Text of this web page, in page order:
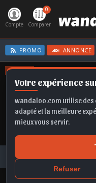
Votre expérience
wandaloo.com utilise des
adapté et la meilleure
mieux vous servir.
Refuser
Compte
0
Comparer
PROMO ANNONCE
OFFRES
CLIO E-TECH
Nouvelle PORSCHE 911 - le